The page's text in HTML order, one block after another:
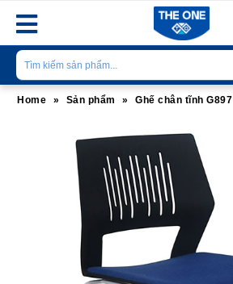
Home » Sản phẩm » Ghế chân tĩnh G897